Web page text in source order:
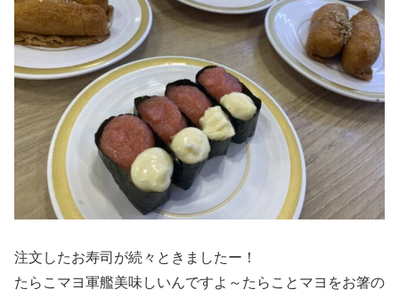
注文したお寿司が続々ときましたー！
たらこマヨ軍艦美味しいんですよ～たらことマヨをお箸の